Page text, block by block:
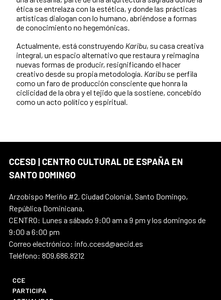
ética se entrelaza con la estética, y donde las prácticas
artísticas dialogan con lo humano, abriéndose a formas
de conocimiento no hegemónicas.
Actualmente, está construyendo Karibu, su casa creativa
integral, un espacio alternativo que restaura y reimagina
nuevas formas de producir, resignificando el hacer
creativo desde su propia metodología. Karibu se perfila
como un faro de producción consciente que honra la
ciclicidad de la obra y el tejido que la sostiene, concebido
como un acto político y espiritual.
CCESD | CENTRO CULTURAL DE ESPAÑA EN
SANTO DOMINGO
Arzobispo Meriño #2, Ciudad Colonial, Santo Domingo,
República Dominicana.
CENTRO: Lunes a sábado 9:00 am a 9 pm y los domingos de
9:00 a 6:00 pm
Correo electrónico: info.ccesd@aecid.es
Teléfono: 809.686.8212
CCE
PARTICIPA